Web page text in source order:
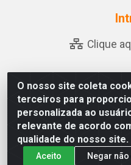
O nosso site coleta
terceiros para
personalizada ao
relevante de acordo
qualidade do nosso site.
Aceito Negar
Clique
Abreu & Silva - Rua Padre
Olho D'Água das